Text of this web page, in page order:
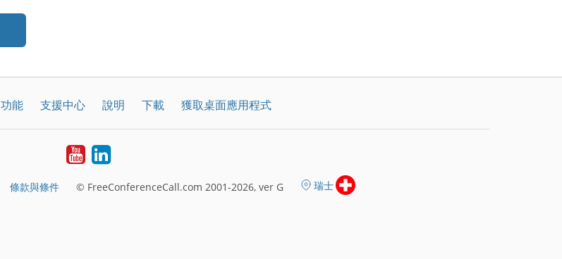
功能 支援中心 說明 下載 獲取桌面應用程式
YouTubeLinkedIn
條款與條件 © FreeConferenceCall.com 2001-2026, ver G 瑞士